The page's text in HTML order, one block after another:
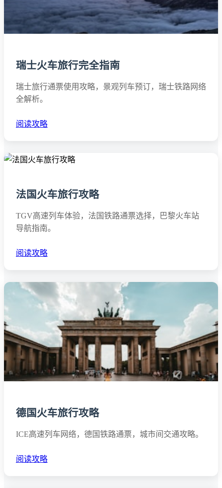
瑞士火车旅行完全指南
瑞士旅行通票使用攻略，景观列车预订，瑞士铁路网络
全解析。
阅读攻略
法国火车旅行攻略
TGV高速列车体验，法国铁路通票选择，巴黎火车站
导航指南。
阅读攻略
德国火车旅行攻略
ICE高速列车网络，德国铁路通票，城市间交通攻略。
阅读攻略